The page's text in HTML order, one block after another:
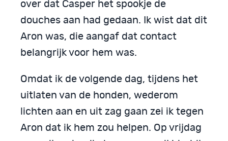
over dat Casper het spookje de
douches aan had gedaan. Ik wist dat dit
Aron was, die aangaf dat contact
belangrijk voor hem was.
Omdat ik de volgende dag, tijdens het
uitlaten van de honden, wederom
lichten aan en uit zag gaan zei ik tegen
Aron dat ik hem zou helpen. Op vrijdag